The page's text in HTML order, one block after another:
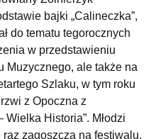
bajki „Calineczka”,
do tematu tegorocznych
w przedstawieniu
Muzycznego, ale także na
Szlaku, w tym roku
z Opoczna z
Wielka Historia”. Młodzi
zagoszczą na festiwalu.